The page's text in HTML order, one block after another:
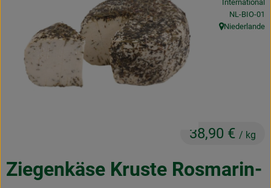
Frisches
Naturkost
Getränke
Lieferservice
Ziegenkäse Kruste Rosmarin-
38,90 € / kg
International
,NL-BIO-01
, Herkunft:
Niederlande